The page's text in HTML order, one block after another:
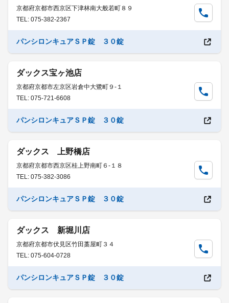
京都府京都市西京区下津林南大般若町８９
TEL: 075-382-2367
パンシロンキュアＳＰ錠 ３０錠
ダックス宝ヶ池店
京都府京都市左京区岩倉中大鷺町９-１
TEL: 075-721-6608
パンシロンキュアＳＰ錠 ３０錠
ダックス 上野橋店
京都府京都市西京区桂上野南町６-１８
TEL: 075-382-3086
パンシロンキュアＳＰ錠 ３０錠
ダックス 新堀川店
京都府京都市伏見区竹田藁屋町３４
TEL: 075-604-0728
パンシロンキュアＳＰ錠 ３０錠